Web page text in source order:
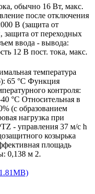
обычно 16 Вт, макс.
после отключения
В (защита от
защита от переходных
ввода - вывода:
12 В пост. тока, макс.
температура
65 °C Функция
контроля:
°C Относительная в
(с образованием
нагрузка при
- управления 37 м/с h
козырька
площадь
0,138 м 2.